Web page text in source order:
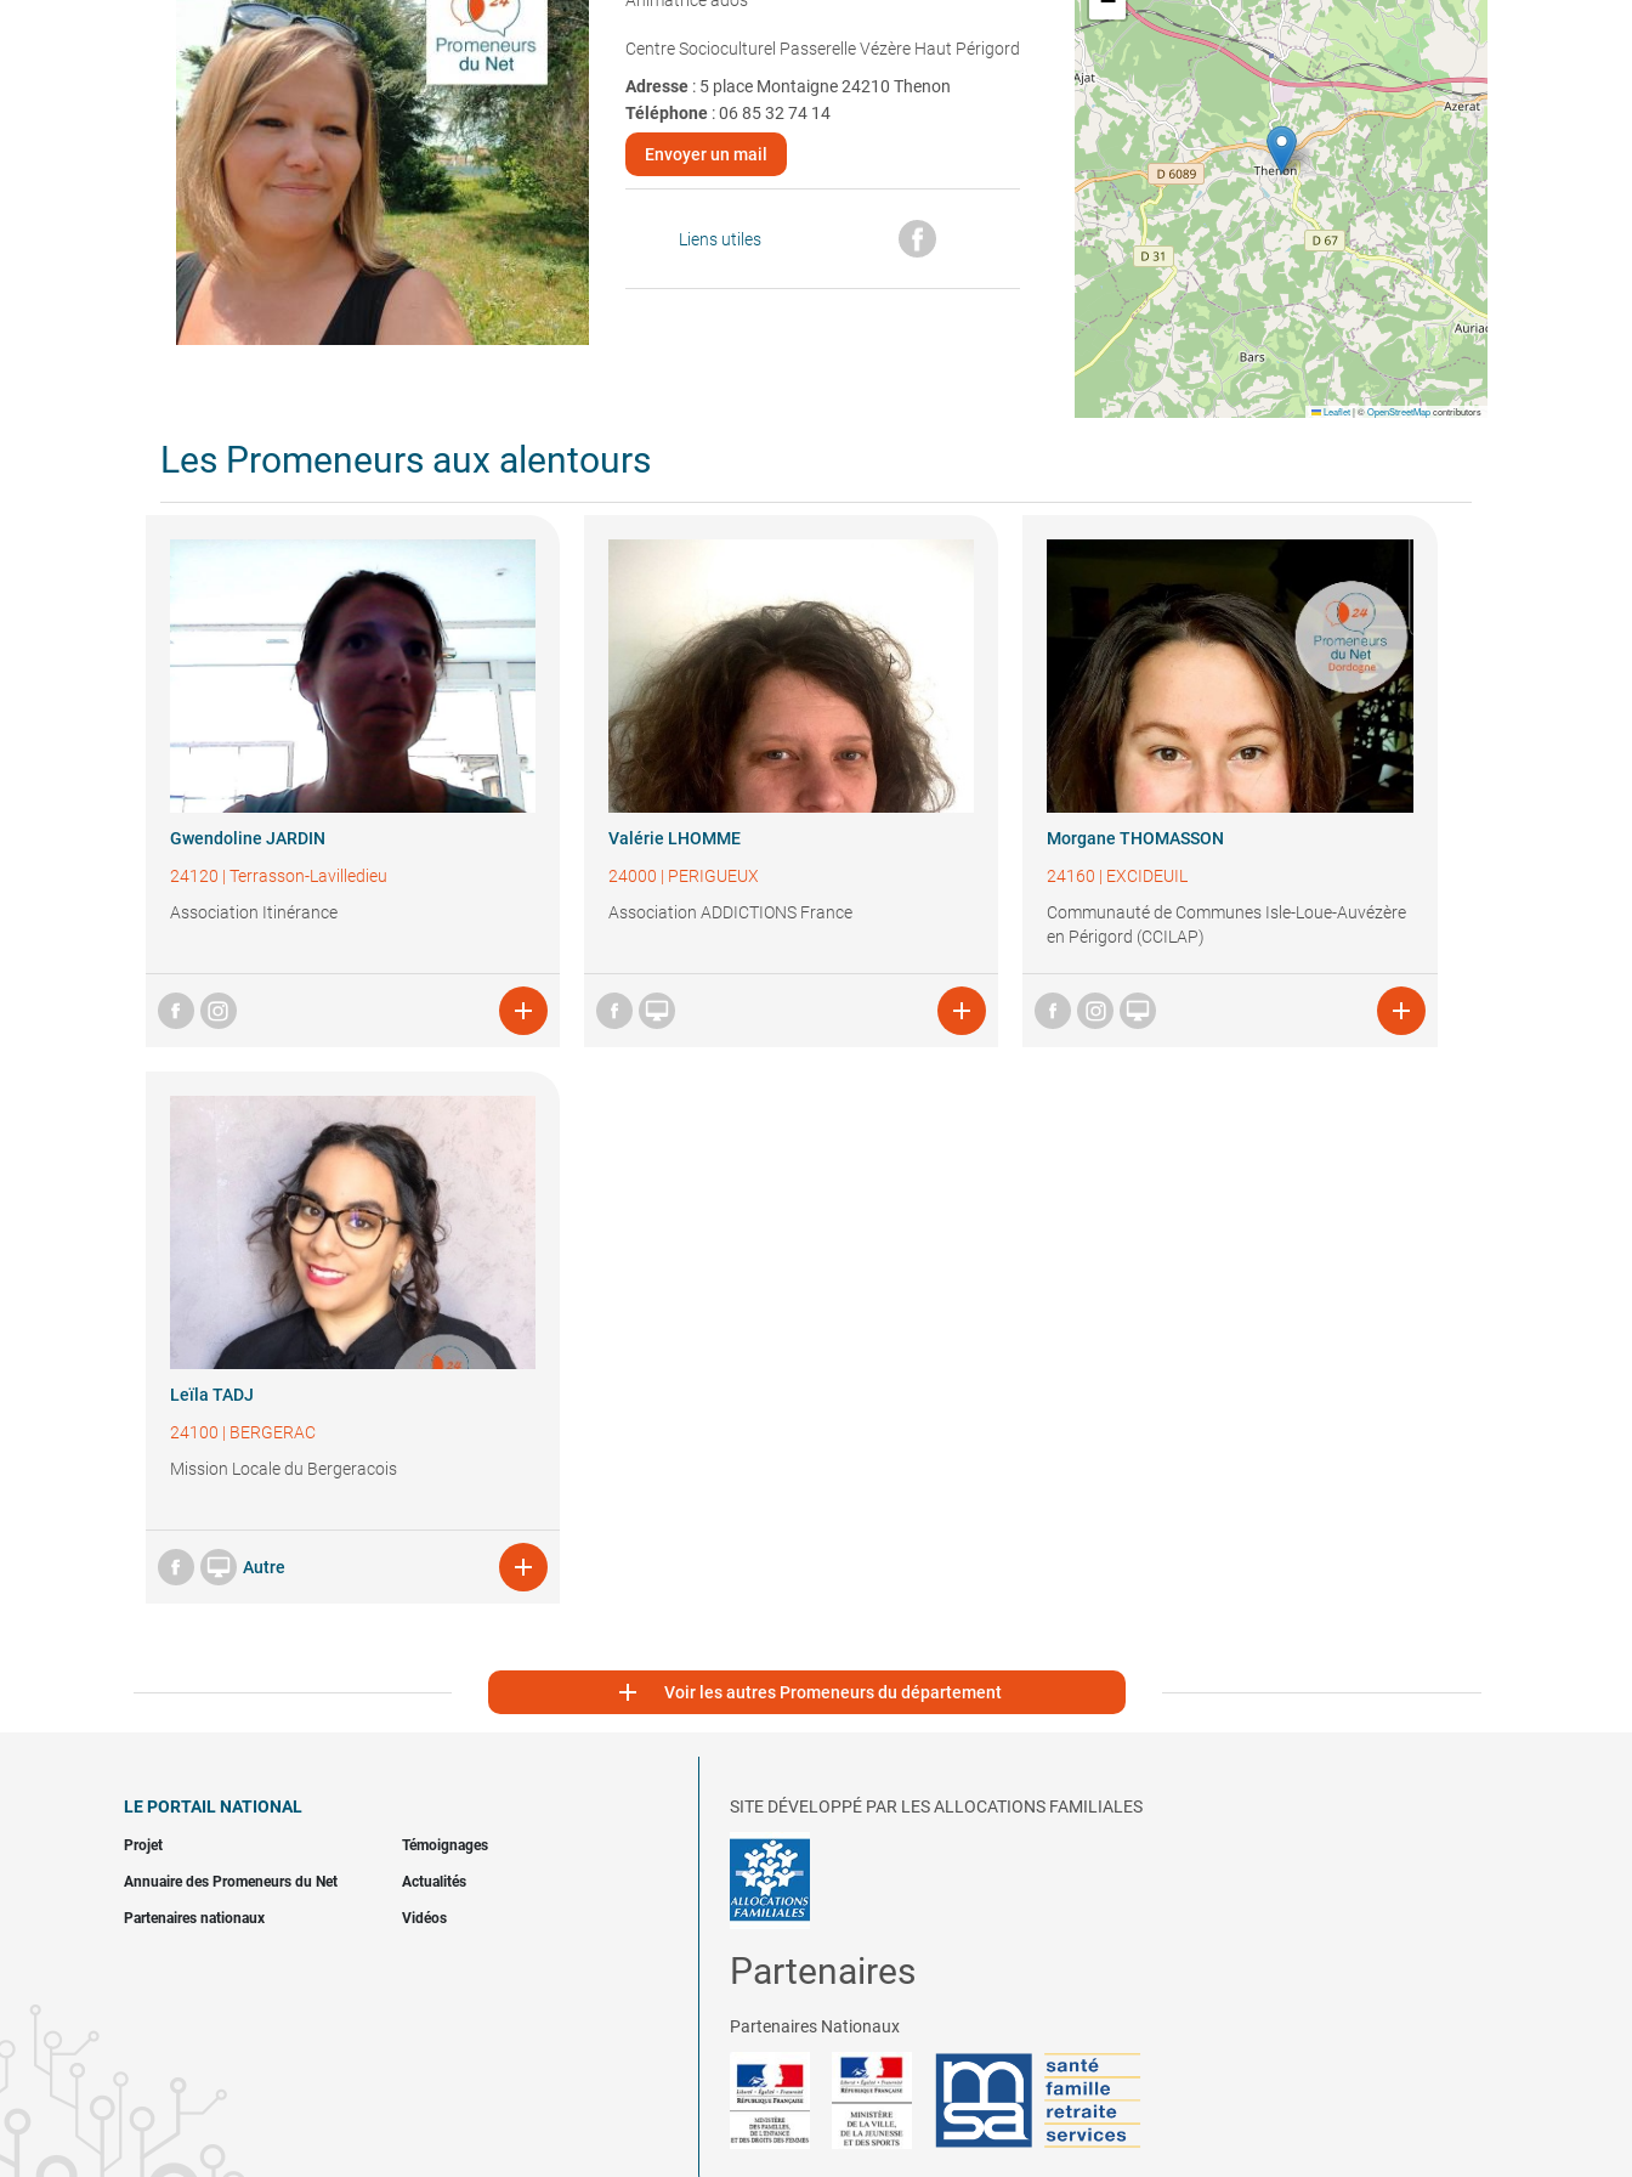
Centre Socioculturel Passerelle Vézère Haut Périgord
Adresse : 5 place Montaigne 24210 Thenon
Téléphone:06 85 32 74 14
Envoyer un mail
Liens utiles
Leaflet |©OpenStreetMapcontributors
Les Promeneurs aux alentours
Gwendoline JARDIN
24120 | Terrasson-Lavilledieu
Association Itinérance

Valérie LHOMME
24000 | PERIGUEUX
Association ADDICTIONS France
 
Morgane THOMASSON
24160 | EXCIDEUIL
Communauté de Communes Isle-Loue-Auvézère
en Périgord (CCILAP)
 
Leïla TADJ
24100 | BERGERAC
Mission Locale du Bergeracois
 Autre 
 Voir les autres Promeneurs du département
LE PORTAIL NATIONAL
Projet Témoignages
Annuaire des Promeneurs du Net Actualités
Partenaires nationaux Vidéos
SITE DÉVELOPPÉ PAR LES ALLOCATIONS FAMILIALES
Partenaires
Partenaires Nationaux